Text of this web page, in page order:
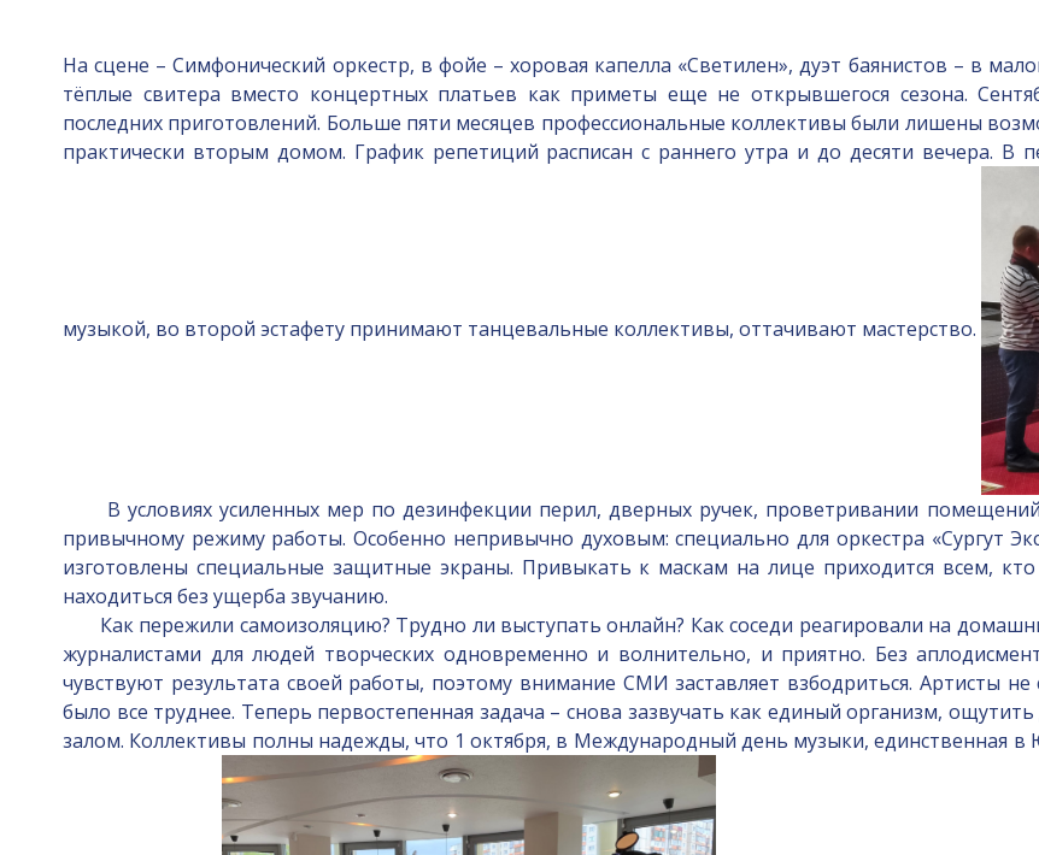
На сцене – Симфонический оркестр, в фойе – хоровая капелла «Светилен», дуэт баянистов – в
тёплые свитера вместо концертных платьев как приметы еще не открывшегося сезона.
последних приготовлений. Больше пяти месяцев профессиональные коллективы были лишены
практически вторым домом. График репетиций расписан с раннего утра и до десяти вечера. В
музыкой, во второй эстафету принимают танцевальные коллективы, оттачивают мастерство.
В условиях усиленных мер по дезинфекции перил, дверных ручек, проветривании
привычному режиму работы. Особенно непривычно духовым: специально для оркестра «Сургут
изготовлены специальные защитные экраны. Привыкать к маскам на лице приходится всем,
находиться без ущерба звучанию.
Как пережили самоизоляцию? Трудно ли выступать онлайн? Как соседи реагировали на
журналистами для людей творческих одновременно и волнительно, и приятно. Без
чувствуют результата своей работы, поэтому внимание СМИ заставляет взбодриться. Артисты
было все труднее. Теперь первостепенная задача – снова зазвучать как единый организм,
залом. Коллективы полны надежды, что 1 октября, в Международный день музыки, единственная в